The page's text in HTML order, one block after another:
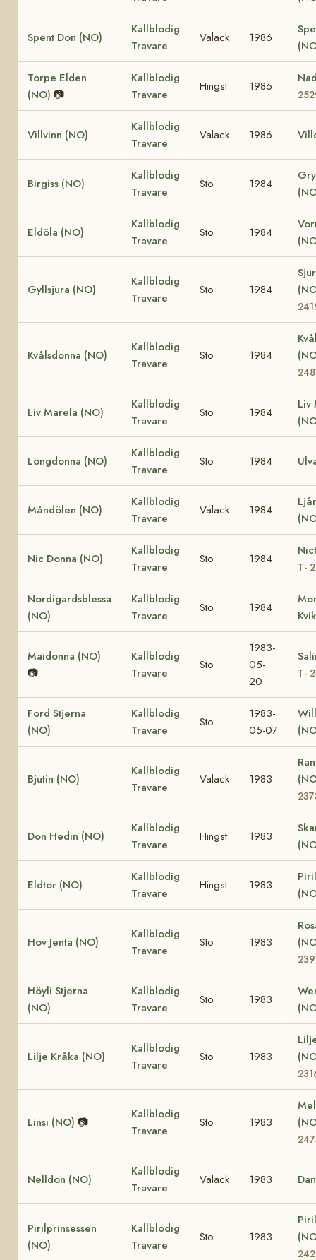
Spent Don (NO)
Kallblodig
Travare
Valack 1986
Torpe Elden
(NO) 📷
Kallblodig
Travare
Hingst 1986
Villvinn (NO)
Kallblodig
Travare
Valack 1986
Birgiss (NO)
Kallblodig
Travare
Sto 1984
Eldöla (NO)
Kallblodig
Travare
Sto 1984
Gyllsjura (NO)
Kallblodig
Travare
Sto 1984
Kvålsdonna (NO)
Kallblodig
Travare
Sto 1984
Liv Marela (NO)
Kallblodig
Travare
Sto 1984
Liv
Löngdonna (NO)
Kallblodig
Travare
Sto 1984
Måndölen (NO)
Kallblodig
Travare
Valack 1984
Nic Donna (NO)
Kallblodig
Travare
Sto 1984
T-
Nordigardsblessa
(NO)
Kallblodig
Travare
Sto 1984
Maidonna (NO)
📷
Kallblodig
Travare
Sto
1983-
05-
20
T-
Ford Stjerna
(NO)
Kallblodig
Travare
Sto
1983-
05-07
Bjutin (NO)
Kallblodig
Travare
Valack 1983
Don Hedin (NO)
Kallblodig
Travare
Hingst 1983
Eldtor (NO)
Kallblodig
Travare
Hingst 1983
Hov Jenta (NO)
Kallblodig
Travare
Sto 1983
Höyli Stjerna
(NO)
Kallblodig
Travare
Sto 1983
Lilje Kråka (NO)
Kallblodig
Travare
Sto 1983
Linsi (NO) 📷
Kallblodig
Travare
Sto 1983
Nelldon (NO)
Kallblodig
Travare
Valack 1983
Pirilprinsessen
(NO)
Kallblodig
Travare
Sto 1983